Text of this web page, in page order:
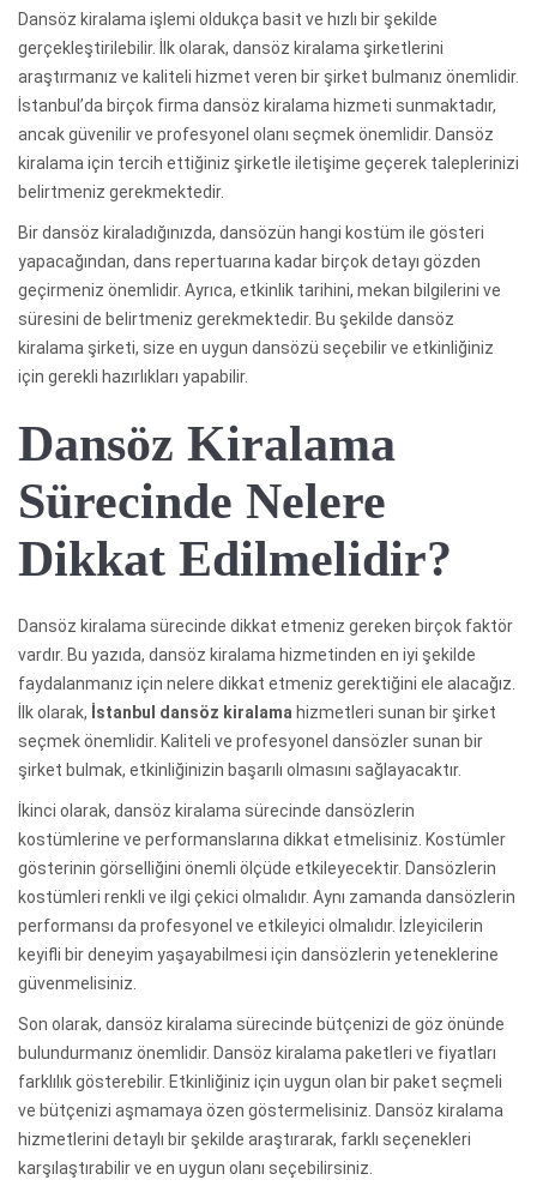
Dansöz kiralama işlemi oldukça basit ve hızlı bir şekilde
gerçekleştirilebilir. İlk olarak, dansöz kiralama şirketlerini
araştırmanız ve kaliteli hizmet veren bir şirket bulmanız önemlidir.
İstanbul’da birçok firma dansöz kiralama hizmeti sunmaktadır,
ancak güvenilir ve profesyonel olanı seçmek önemlidir. Dansöz
kiralama için tercih ettiğiniz şirketle iletişime geçerek taleplerinizi
belirtmeniz gerekmektedir.
Bir dansöz kiraladığınızda, dansözün hangi kostüm ile gösteri
yapacağından, dans repertuarına kadar birçok detayı gözden
geçirmeniz önemlidir. Ayrıca, etkinlik tarihini, mekan bilgilerini ve
süresini de belirtmeniz gerekmektedir. Bu şekilde dansöz
kiralama şirketi, size en uygun dansözü seçebilir ve etkinliğiniz
için gerekli hazırlıkları yapabilir.
Dansöz Kiralama
Sürecinde Nelere
Dikkat Edilmelidir?
Dansöz kiralama sürecinde dikkat etmeniz gereken birçok faktör
vardır. Bu yazıda, dansöz kiralama hizmetinden en iyi şekilde
faydalanmanız için nelere dikkat etmeniz gerektiğini ele alacağız.
İlk olarak, İstanbul dansöz kiralama hizmetleri sunan bir şirket
seçmek önemlidir. Kaliteli ve profesyonel dansözler sunan bir
şirket bulmak, etkinliğinizin başarılı olmasını sağlayacaktır.
İkinci olarak, dansöz kiralama sürecinde dansözlerin
kostümlerine ve performanslarına dikkat etmelisiniz. Kostümler
gösterinin görselliğini önemli ölçüde etkileyecektir. Dansözlerin
kostümleri renkli ve ilgi çekici olmalıdır. Aynı zamanda dansözlerin
performansı da profesyonel ve etkileyici olmalıdır. İzleyicilerin
keyifli bir deneyim yaşayabilmesi için dansözlerin yeteneklerine
güvenmelisiniz.
Son olarak, dansöz kiralama sürecinde bütçenizi de göz önünde
bulundurmanız önemlidir. Dansöz kiralama paketleri ve fiyatları
farklılık gösterebilir. Etkinliğiniz için uygun olan bir paket seçmeli
ve bütçenizi aşmamaya özen göstermelisiniz. Dansöz kiralama
hizmetlerini detaylı bir şekilde araştırarak, farklı seçenekleri
karşılaştırabilir ve en uygun olanı seçebilirsiniz.